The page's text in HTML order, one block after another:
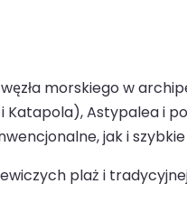
morskiego w
Astypalea i
jak i
plaż i